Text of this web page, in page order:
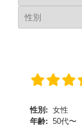
性別: 女性
年齢: 50代〜